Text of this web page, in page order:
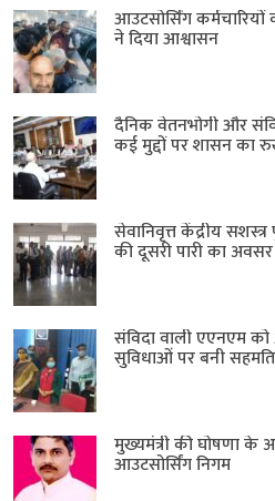
आउटसोर्सिंग
ने दिया आश्वासन
दैनिक वेतनभोगी और
कई मुद्दों पर शासन का
सेवानिवृत्त केंद्रीय
की दूसरी पारी का अवसर
संविदा वाली एएनएम
सुविधाओं पर बनी सहमति
मुख्यमंत्री की घोषणा के
आउटसोर्सिंग निगम